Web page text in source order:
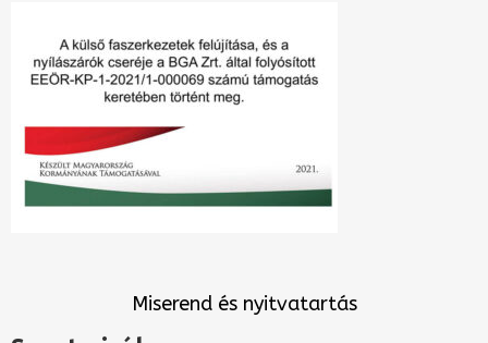
Miserend és nyitvatartás